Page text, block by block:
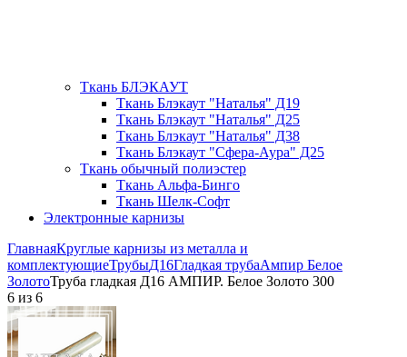
Ткань БЛЭКАУТ
Ткань Блэкаут "Наталья" Д19
Ткань Блэкаут "Наталья" Д25
Ткань Блэкаут "Наталья" Д38
Ткань Блэкаут "Сфера-Аура" Д25
Ткань обычный полиэстер
Ткань Альфа-Бинго
Ткань Шелк-Софт
Электронные карнизы
ГлавнаяКруглые карнизы из металла и
комплектующиеТрубыД16Гладкая трубаАмпир Белое
ЗолотоТруба гладкая Д16 АМПИР. Белое Золото 300
6 из 6